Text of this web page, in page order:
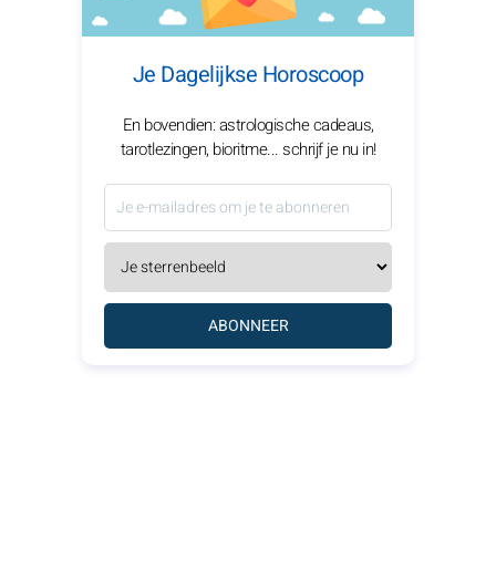
Je Dagelijkse Horoscoop
En bovendien: astrologische cadeaus,
tarotlezingen, bioritme... schrijf je nu in!
ABONNEER